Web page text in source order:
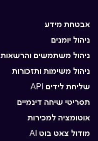
אבטחת מידע
ניהול יומנים
ניהול משתמשים והרשאות
ניהול משימות ותזכורות
שליחת לידים API
תסריטי שיחה דינמיים
אוטומציה למכירות
מודול צאט בוט AI